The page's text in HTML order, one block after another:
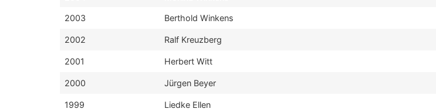
2003 Berthold Winkens
2002 Ralf Kreuzberg
2001 Herbert Witt
2000 Jürgen Beyer
1999 Liedke Ellen